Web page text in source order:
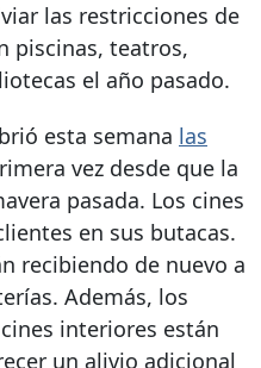
las restricciones de
piscinas, teatros,
el año pasado.
esta semana las
vez desde que la
pasada. Los cines
en sus butacas.
recibiendo de nuevo a
Además, los
interiores están
un alivio adicional